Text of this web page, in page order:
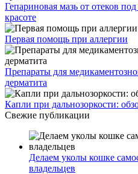
Гепариновая мазь от отеков
красоте
Первая помощь при аллергии
Препараты для
дерматита
Капли при дальнозоркости:
Свежие публикации
Делаем уколы кошке
владельцев